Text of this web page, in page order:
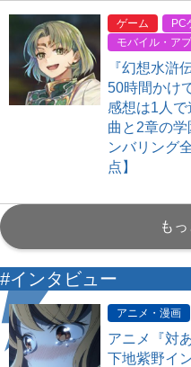
ゲーム PC
モバイル・ア
『幻想水滸
50時間かけ
感想は1人で
曲と2章の
ンバリング
点】
も
#インタビュー
アニメ・漫画
アニメ『対
下地紫野イ